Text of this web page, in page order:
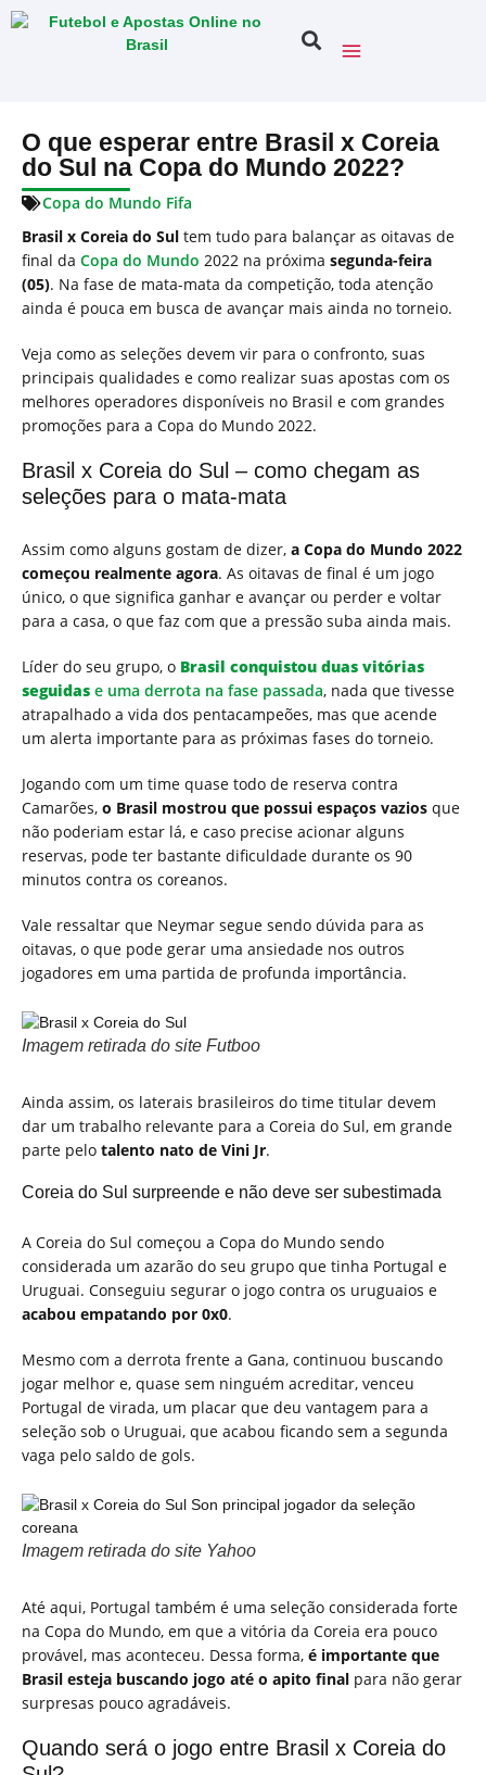
O que esperar entre Brasil x Coreia
do Sul na Copa do Mundo 2022?
Copa do Mundo Fifa
Brasil x Coreia do Sul tem tudo para balançar as oitavas de
final da Copa do Mundo 2022 na próxima segunda-feira
(05). Na fase de mata-mata da competição, toda atenção
ainda é pouca em busca de avançar mais ainda no torneio.
Veja como as seleções devem vir para o confronto, suas
principais qualidades e como realizar suas apostas com os
melhores operadores disponíveis no Brasil e com grandes
promoções para a Copa do Mundo 2022.
Brasil x Coreia do Sul – como chegam as
seleções para o mata-mata
Assim como alguns gostam de dizer, a Copa do Mundo 2022
começou realmente agora. As oitavas de final é um jogo
único, o que significa ganhar e avançar ou perder e voltar
para a casa, o que faz com que a pressão suba ainda mais.
Líder do seu grupo, o Brasil conquistou duas vitórias
seguidas e uma derrota na fase passada, nada que tivesse
atrapalhado a vida dos pentacampeões, mas que acende
um alerta importante para as próximas fases do torneio.
Jogando com um time quase todo de reserva contra
Camarões, o Brasil mostrou que possui espaços vazios que
não poderiam estar lá, e caso precise acionar alguns
reservas, pode ter bastante dificuldade durante os 90
minutos contra os coreanos.
Vale ressaltar que Neymar segue sendo dúvida para as
oitavas, o que pode gerar uma ansiedade nos outros
jogadores em uma partida de profunda importância.
Imagem retirada do site Futboo
Ainda assim, os laterais brasileiros do time titular devem
dar um trabalho relevante para a Coreia do Sul, em grande
parte pelo talento nato de Vini Jr.
Coreia do Sul surpreende e não deve ser subestimada
A Coreia do Sul começou a Copa do Mundo sendo
considerada um azarão do seu grupo que tinha Portugal e
Uruguai. Conseguiu segurar o jogo contra os uruguaios e
acabou empatando por 0x0.
Mesmo com a derrota frente a Gana, continuou buscando
jogar melhor e, quase sem ninguém acreditar, venceu
Portugal de virada, um placar que deu vantagem para a
seleção sob o Uruguai, que acabou ficando sem a segunda
vaga pelo saldo de gols.
Imagem retirada do site Yahoo
Até aqui, Portugal também é uma seleção considerada forte
na Copa do Mundo, em que a vitória da Coreia era pouco
provável, mas aconteceu. Dessa forma, é importante que
Brasil esteja buscando jogo até o apito final para não gerar
surpresas pouco agradáveis.
Quando será o jogo entre Brasil x Coreia do